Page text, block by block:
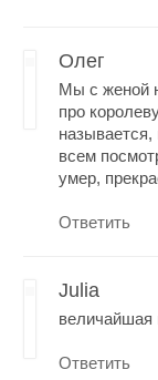
Олег
Мы с женой
про
всем
умер,
Ответить
Julia
величайшая
Ответить